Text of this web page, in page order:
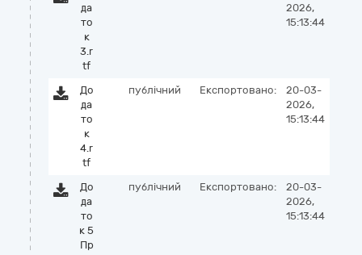
да
то
к
3.r
tf
2026,
15:13:44
До
да
то
к
4.r
tf
публічний Експортовано:
20-03-
2026,
15:13:44
До
да
то
к 5
Пр
публічний Експортовано:
20-03-
2026,
15:13:44